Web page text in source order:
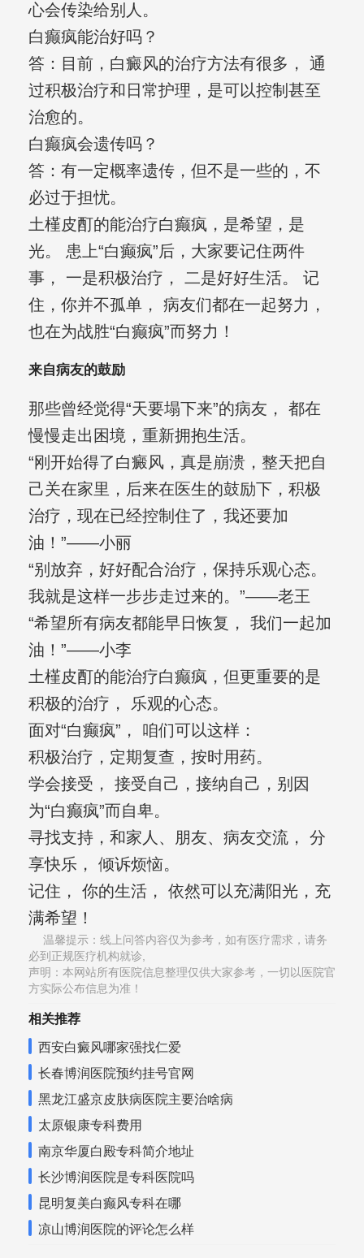
心会传染给别人。
白癫疯能治好吗？
答：目前，白癜风的治疗方法有很多， 通
过积极治疗和日常护理，是可以控制甚至
治愈的。
白癫疯会遗传吗？
答：有一定概率遗传，但不是一些的，不
必过于担忧。
土槿皮酊的能治疗白癫疯，是希望，是
光。 患上“白癫疯”后，大家要记住两件
事， 一是积极治疗， 二是好好生活。 记
住，你并不孤单， 病友们都在一起努力，
也在为战胜“白癫疯”而努力！
来自病友的鼓励
那些曾经觉得“天要塌下来”的病友， 都在
慢慢走出困境，重新拥抱生活。
“刚开始得了白癜风，真是崩溃，整天把自
己关在家里，后来在医生的鼓励下，积极
治疗，现在已经控制住了，我还要加
油！”——小丽
“别放弃，好好配合治疗，保持乐观心态。
我就是这样一步步走过来的。”——老王
“希望所有病友都能早日恢复， 我们一起加
油！”——小李
土槿皮酊的能治疗白癫疯，但更重要的是
积极的治疗， 乐观的心态。
面对“白癫疯”， 咱们可以这样：
积极治疗，定期复查，按时用药。
学会接受， 接受自己，接纳自己，别因
为“白癫疯”而自卑。
寻找支持，和家人、朋友、病友交流， 分
享快乐， 倾诉烦恼。
记住， 你的生活， 依然可以充满阳光，充
满希望！
温馨提示：线上问答内容仅为参考，如有医疗需求，请务
必到正规医疗机构就诊,
声明：本网站所有医院信息整理仅供大家参考，一切以医院官
方实际公布信息为准！
相关推荐
西安白癜风哪家强找仁爱
长春博润医院预约挂号官网
黑龙江盛京皮肤病医院主要治啥病
太原银康专科费用
南京华厦白殿专科简介地址
长沙博润医院是专科医院吗
昆明复美白癫风专科在哪
凉山博润医院的评论怎么样